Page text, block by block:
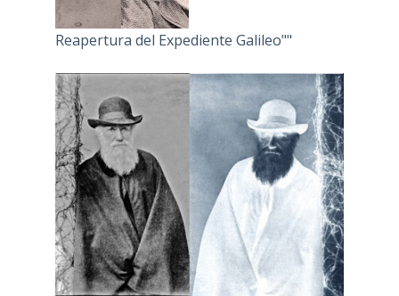
Reapertura del Expediente Galileo""